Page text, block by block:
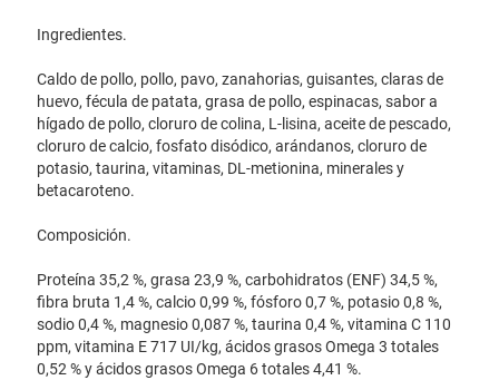
Ingredientes.
Caldo de pollo, pollo, pavo, zanahorias, guisantes, claras de
huevo, fécula de patata, grasa de pollo, espinacas, sabor a
hígado de pollo, cloruro de colina, L-lisina, aceite de pescado,
cloruro de calcio, fosfato disódico, arándanos, cloruro de
potasio, taurina, vitaminas, DL-metionina, minerales y
betacaroteno.
Composición.
Proteína 35,2 %, grasa 23,9 %, carbohidratos (ENF) 34,5 %,
fibra bruta 1,4 %, calcio 0,99 %, fósforo 0,7 %, potasio 0,8 %,
sodio 0,4 %, magnesio 0,087 %, taurina 0,4 %, vitamina C 110
ppm, vitamina E 717 UI/kg, ácidos grasos Omega 3 totales
0,52 % y ácidos grasos Omega 6 totales 4,41 %.